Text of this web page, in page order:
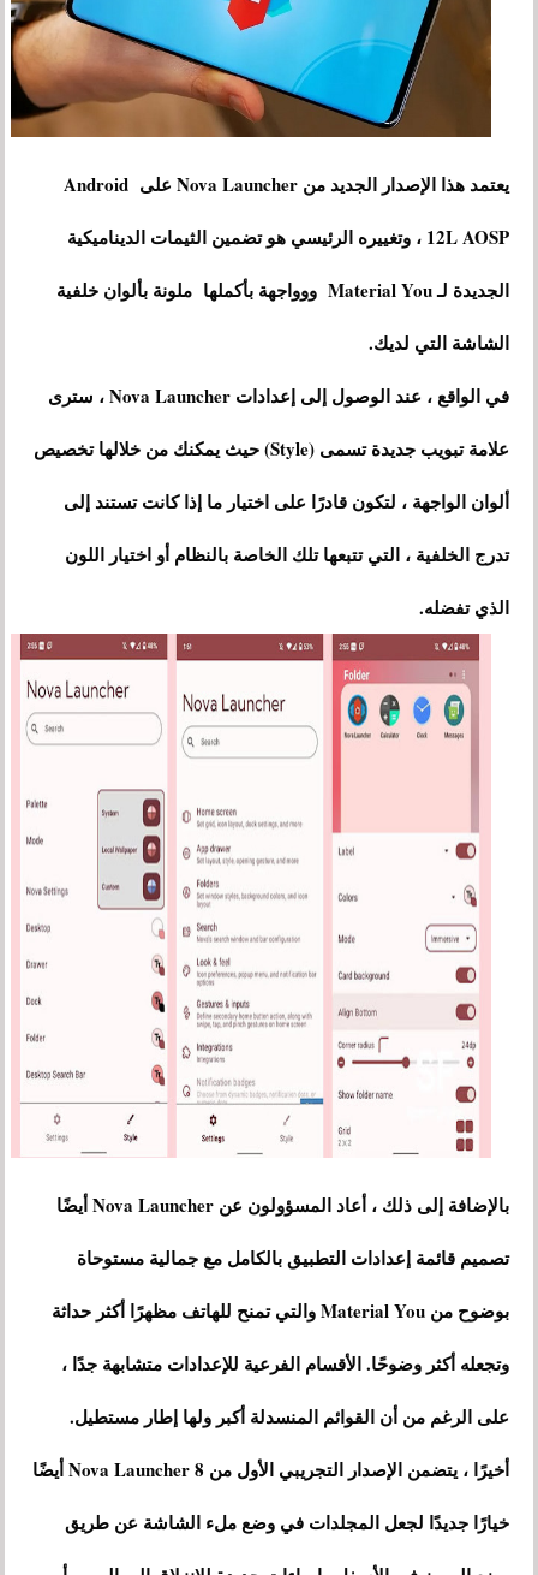
يعتمد هذا الإصدار الجديد من Nova Launcher على Android
12L AOSP ، وتغييره الرئيسي هو تضمين الثيمات الديناميكية
الجديدة لـ Material You ووواجهة بأكملها ملونة بألوان خلفية
الشاشة التي لديك.
في الواقع ، عند الوصول إلى إعدادات Nova Launcher ، سترى
علامة تبويب جديدة تسمى (Style) حيث يمكنك من خلالها تخصيص
ألوان الواجهة ، لتكون قادرًا على اختيار ما إذا كانت تستند إلى
تدرج الخلفية ، التي تتبعها تلك الخاصة بالنظام أو اختيار اللون
الذي تفضله.
بالإضافة إلى ذلك ، أعاد المسؤولون عن Nova Launcher أيضًا
تصميم قائمة إعدادات التطبيق بالكامل مع جمالية مستوحاة
بوضوح من Material You والتي تمنح للهاتف مظهرًا أكثر حداثة
وتجعله أكثر وضوحًا. الأقسام الفرعية للإعدادات متشابهة جدًا ،
على الرغم من أن القوائم المنسدلة أكبر ولها إطار مستطيل.
أخيرًا ، يتضمن الإصدار التجريبي الأول من Nova Launcher 8 أيضًا
خيارًا جديدًا لجعل المجلدات في وضع ملء الشاشة عن طريق